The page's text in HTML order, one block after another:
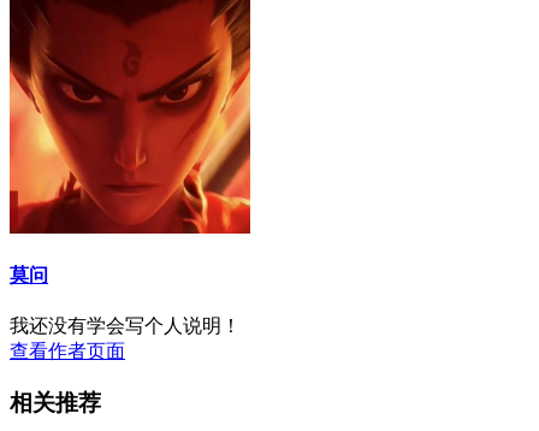
莫问
我还没有学会写个人说明！
查看作者页面
相关推荐